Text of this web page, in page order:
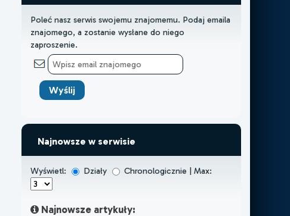
Poleć nasz serwis swojemu znajomemu. Podaj emaila
znajomego, a zostanie wysłane do niego
zaproszenie.
Najnowsze w serwisie
Wyświetl: Działy Chronologicznie | Max:
Najnowsze artykuły: